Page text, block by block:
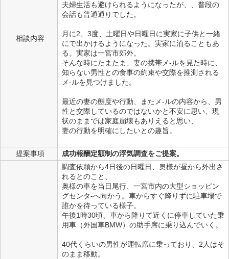
相談内容
夫婦生活も避けられるようになったが、、普段の
会話も普通通りでした。
月に2、3度、土曜日や日曜日に実家に子供と一緒
にで出かけるようになった。実家に泊ることもあ
る。実家は一宮市郊外。
そんな時にたまたま、妻の携帯メ-ルを見た時に、
知らない男性との食事の約束や交際を推測される
メ-ルを見つけました。
最近の妻の態度や行動、またメ-ルの内容から、男
性と交際しているのではないかと不安に思い、現
状のままでは家庭崩壊もありえると思い、
妻の行動を明確にしたいとの趣旨。
提案事項 成功報酬定額制の浮気調査をご提案。
調査依頼から4日後の日曜日、奥様が昼から外出さ
れるとのこと、
奥様の車を当日尾行、一宮市内の大型ショッピン
グセンタ-へ向かう。車からすぐ降りずに駐車場で
誰かを待っている様子。
午後1時30頃、車から降りて近くに停車していた乗
用車（外国車BMW）の助手席に乗り込んでいく。
40代くらいの男性が運転席に乗っており、2人はそ
のまま移動。